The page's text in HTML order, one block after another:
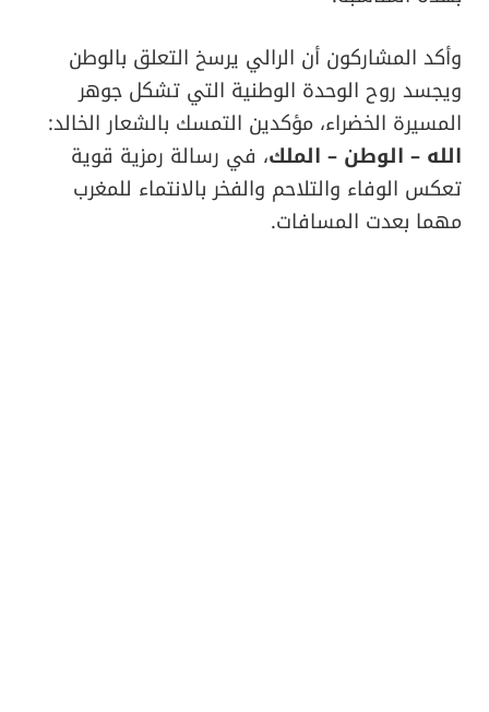
وأكد المشاركون أن الرالي يرسخ التعلق بالوطن
ويجسد روح الوحدة الوطنية التي تشكل جوهر
المسيرة الخضراء، مؤكدين التمسك بالشعار الخالد:
الله – الوطن – الملك، في رسالة رمزية قوية
تعكس الوفاء والتلاحم والفخر بالانتماء للمغرب
مهما بعدت المسافات.